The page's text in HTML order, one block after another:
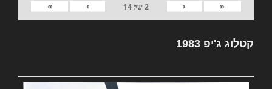
«
‹
2של14
›
»
קטלוג ג'יפ 1983